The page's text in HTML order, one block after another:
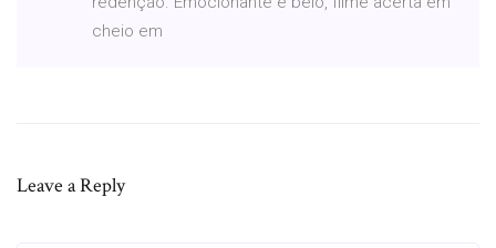
cheio em
Leave a Reply